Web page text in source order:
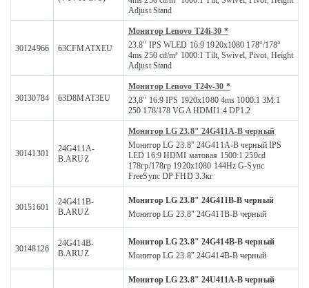
Adjust Stand
30124966 63CFMATXEU
Монитор Lenovo T24i-30 *
23.8" IPS WLED 16:9 1920x1080 178°/178°
4ms 250 cd/m² 1000:1 Tilt, Swivel, Pivot, Height
Adjust Stand
30130784 63D8MAT3EU
Монитор Lenovo T24v-30 *
23,8" 16:9 IPS 1920x1080 4ms 1000:1 3M:1
250 178/178 VGA HDMI1.4 DP1.2
30141301
24G411A-
B.ARUZ
Монитор LG 23.8" 24G411A-B черный
Монитор LG 23.8" 24G411A-B черный IPS
LED 16:9 HDMI матовая 1500:1 250cd
178гр/178гр 1920x1080 144Hz G-Sync
FreeSync DP FHD 3.3кг
30151601
24G411B-
B.ARUZ
Монитор LG 23.8" 24G411B-B черный
Монитор LG 23.8" 24G411B-B черный
30148126
24G414B-
B.ARUZ
Монитор LG 23.8" 24G414B-B черный
Монитор LG 23.8" 24G414B-B черный
Монитор LG 23.8" 24U411A-B черный